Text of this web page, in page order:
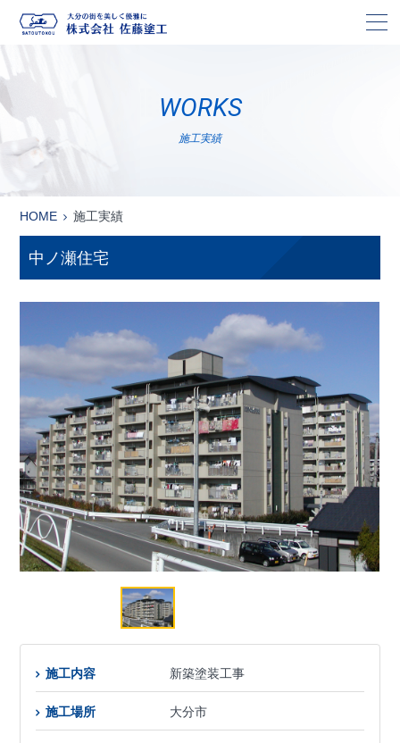
WORKS
施工実績
HOME 施工実績
中ノ瀬住宅
施工内容 新築塗装工事
施工場所 大分市